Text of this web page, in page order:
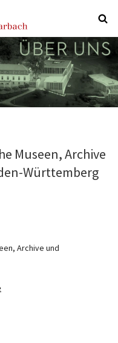
Museen, Archive
Württemberg
Archive und